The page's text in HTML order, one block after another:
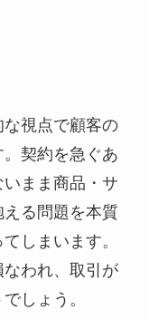
視点で顧客の
契約を急ぐあ
まま商品・サ
る問題を本質
しまいます。
われ、取引が
しょう。